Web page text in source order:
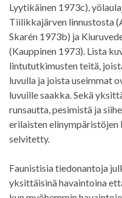
Lyytikäinen 1973c),
Tiilikkajärven linnustosta
Skarén 1973b) ja
(Kauppinen 1973). Lista
lintututkimusten teitä,
luvulla ja joista useimmat
luvuille saakka. Sekä
runsautta, pesimistä ja
erilaisten elinympäristöjen
selvitetty.
Faunistisia tiedonantoja
yksittäisinä havaintoina